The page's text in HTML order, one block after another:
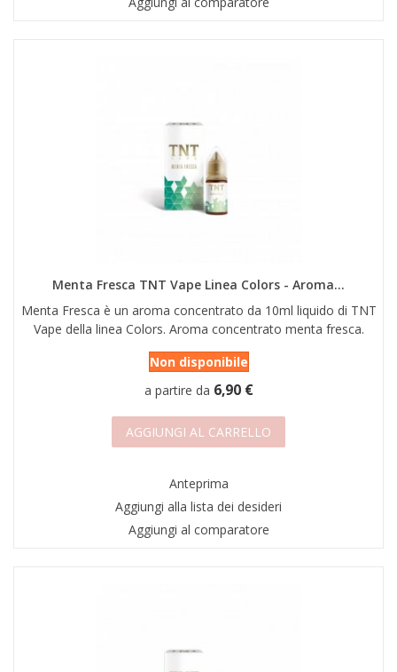
Menta Fresca TNT Vape Linea Colors - Aroma...
Menta Fresca è un aroma concentrato da 10ml liquido di TNT
Vape della linea Colors. Aroma concentrato menta fresca.
Non disponibile
a partire da 6,90 €
AGGIUNGI AL CARRELLO
Anteprima
Aggiungi alla lista dei desideri
Aggiungi al comparatore